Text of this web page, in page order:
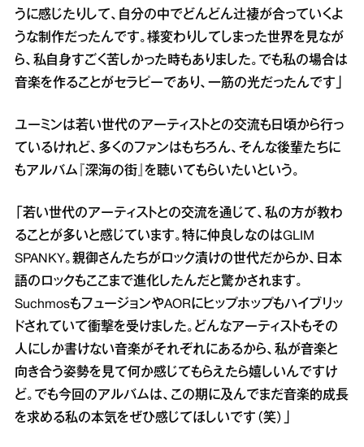
うに感じたりして、自分の中でどんどん辻褄が合っていくよ
うな制作だったんです。様変わりしてしまった世界を見なが
ら、私自身すごく苦しかった時もありました。でも私の場合は
音楽を作ることがセラピーであり、一筋の光だったんです」
ユーミンは若い世代のアーティストとの交流も日頃から行っ
ているけれど、多くのファンはもちろん、そんな後輩たちに
もアルバム『深海の街』を聴いてもらいたいという。
「若い世代のアーティストとの交流を通じて、私の方が教わ
ることが多いと感じています。特に仲良しなのはGLIM
SPANKY。親御さんたちがロック漬けの世代だからか、日本
語のロックもここまで進化したんだと驚かされます。
SuchmosもフュージョンやAORにヒップホップもハイブリッ
ドされていて衝撃を受けました。どんなアーティストもその
人にしか書けない音楽がそれぞれにあるから、私が音楽と
向き合う姿勢を見て何か感じてもらえたら嬉しいんですけ
ど。でも今回のアルバムは、この期に及んでまだ音楽的成長
を求める私の本気をぜひ感じてほしいです（笑）」